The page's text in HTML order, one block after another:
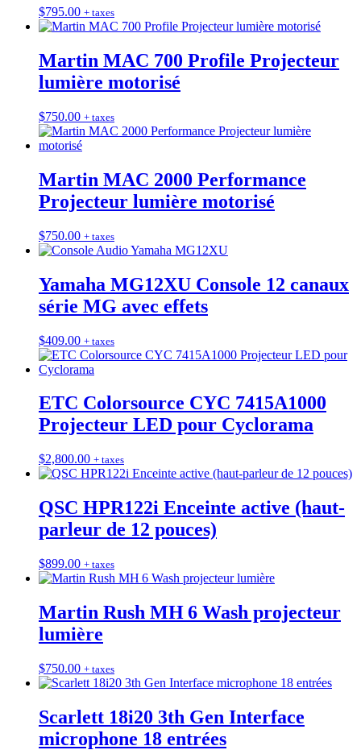
$795.00 + taxes
Martin MAC 700 Profile Projecteur
lumière motorisé
$750.00 + taxes
Martin MAC 2000 Performance
Projecteur lumière motorisé
$750.00 + taxes
Yamaha MG12XU Console 12 canaux
série MG avec effets
$409.00 + taxes
ETC Colorsource CYC 7415A1000
Projecteur LED pour Cyclorama
$2,800.00 + taxes
QSC HPR122i Enceinte active (haut-
parleur de 12 pouces)
$899.00 + taxes
Martin Rush MH 6 Wash projecteur
lumière
$750.00 + taxes
Scarlett 18i20 3th Gen Interface
microphone 18 entrées